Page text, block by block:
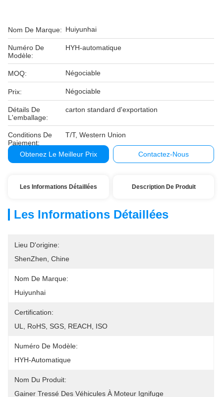
Nom De Marque: Huiyunhai
Numéro De
Modèle:
HYH-automatique
MOQ: Négociable
Prix: Négociable
Détails De
L'emballage:
carton standard d'exportation
Conditions De
Paiement:
T/T, Western Union
Obtenez Le Meilleur Prix Contactez-Nous
Les Informations Détaillées Description De Produit
Les Informations Détaillées
Lieu D'origine:
ShenZhen, Chine
Nom De Marque:
Huiyunhai
Certification:
UL, RoHS, SGS, REACH, ISO
Numéro De Modèle:
HYH-Automatique
Nom Du Produit:
Gainer Tressé Des Véhicules À Moteur Ignifuge